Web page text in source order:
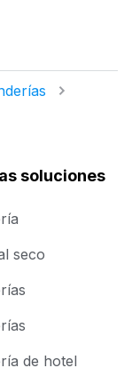
soluciones
seco
de hotel